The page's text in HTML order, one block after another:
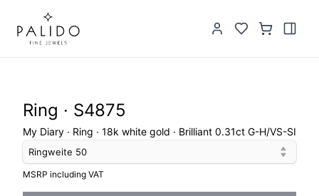
Ring · S4875
My Diary · Ring · 18k white gold · Brilliant 0.31ct G-H/VS-SI
Ringweite 50
MSRP including VAT